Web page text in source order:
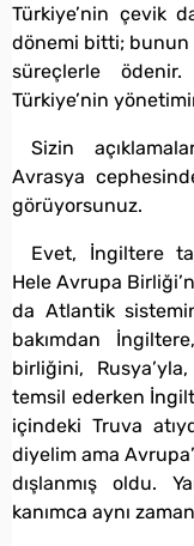
Türkiye’nin çevik
dönemi bitti; bunun
süreçlerle
Türkiye’nin
Sizin
Avrasya
görüyorsunuz.
Evet, İngiltere
Hele Avrupa
da Atlantik
bakımdan
birliğini,
temsil ederken
içindeki Truva
diyelim ama
dışlanmış oldu.
kanımca aynı